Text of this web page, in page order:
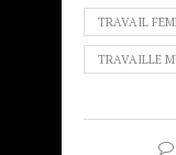
TRAVAIL
TRAVAILLE